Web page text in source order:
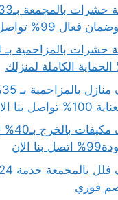
99% تواصل الان
بنا الان
شركة
الان